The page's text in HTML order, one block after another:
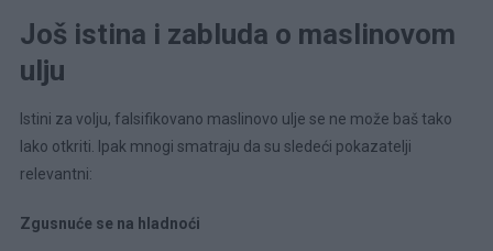
Još istina i zabluda o maslinovom
ulju
Istini za volju, falsifikovano maslinovo ulje se ne može baš tako
lako otkriti. Ipak mnogi smatraju da su sledeći pokazatelji
relevantni:
Zgusnuće se na hladnoći